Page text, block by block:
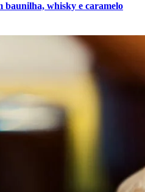
baunilha, whisky e caramelo